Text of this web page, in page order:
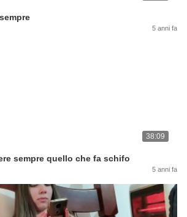
5 anni fa
38:09
sempre quello che fa schifo
5 anni fa